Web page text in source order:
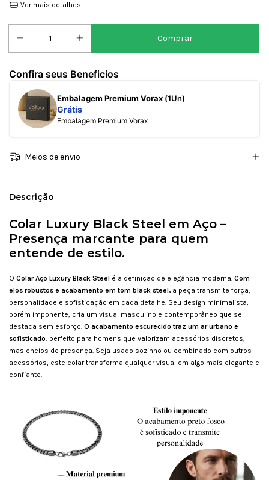
Ver mais detalhes
Confira seus Beneficios
Embalagem Premium Vorax (1Un)
Grátis
Embalagem Premium Vorax
Meios de envio
Descrição
Colar Luxury Black Steel em Aço –
Presença marcante para quem
entende de estilo.
O Colar Aço Luxury Black Steel é a definição de elegância moderna. Com
elos robustos e acabamento em tom black steel, a peça transmite força,
personalidade e sofisticação em cada detalhe. Seu design minimalista,
porém imponente, cria um visual masculino e contemporâneo que se
destaca sem esforço. O acabamento escurecido traz um ar urbano e
sofisticado, perfeito para homens que valorizam acessórios discretos,
mas cheios de presença. Seja usado sozinho ou combinado com outros
acessórios, este colar transforma qualquer visual em algo mais elegante e
confiante.